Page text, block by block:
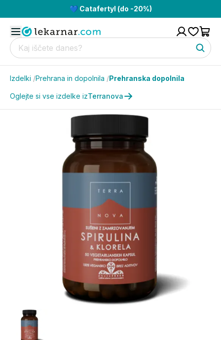
💙 Catafertyl (do -20%)
Izdelki /Prehrana in dopolnila /Prehranska dopolnila
Oglejte si vse izdelke izTerranova